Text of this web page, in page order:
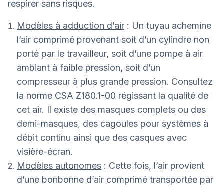
respirer sans risques.
Modèles à adduction d’air : Un tuyau achemine
l’air comprimé provenant soit d’un cylindre non
porté par le travailleur, soit d’une pompe à air
ambiant à faible pression, soit d’un
compresseur à plus grande pression. Consultez
la norme CSA Z180.1-00 régissant la qualité de
cet air. Il existe des masques complets ou des
demi-masques, des cagoules pour systèmes à
débit continu ainsi que des casques avec
visière-écran.
Modèles autonomes : Cette fois, l’air provient
d’une bonbonne d’air comprimé transportée par